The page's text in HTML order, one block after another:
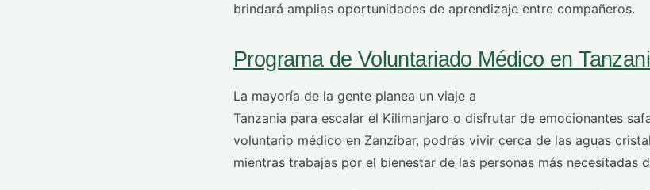
brindará amplias oportunidades de aprendizaje entre compañeros.
Programa de Voluntariado Médico en
La mayoría de la gente planea un viaje a
Tanzania para escalar el Kilimanjaro o disfrutar de emocionantes
voluntario médico en Zanzíbar, podrás vivir cerca de las aguas
mientras trabajas por el bienestar de las personas más necesitadas